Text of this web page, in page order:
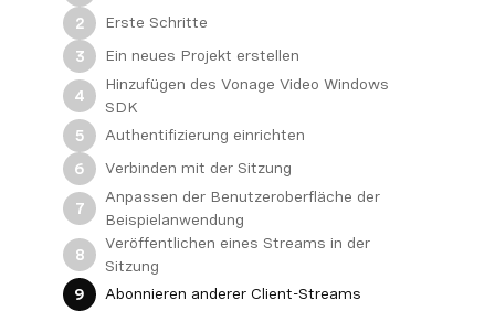
2
Erste Schritte
3
Ein neues Projekt erstellen
4
Hinzufügen des Vonage Video Windows
SDK
5
Authentifizierung einrichten
6
Verbinden mit der Sitzung
7
Anpassen der Benutzeroberfläche der
Beispielanwendung
8
Veröffentlichen eines Streams in der
Sitzung
9
Abonnieren anderer Client-Streams